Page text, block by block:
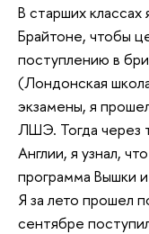
В старших
Брайтоне, чтобы
поступлению в
(Лондонская
экзамены, я
ЛШЭ. Тогда через
Англии, я узнал,
программа Вышки
Я за лето прошел
сентябре